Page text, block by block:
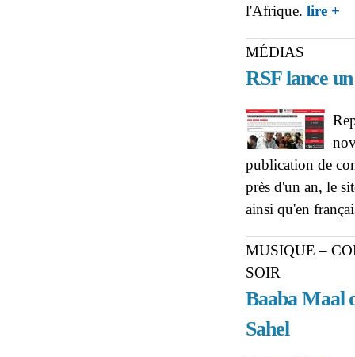
l'Afrique. lire +
MÉDIAS
RSF lance
publication de
près d'un an, le
ainsi qu'en
MUSIQUE –
SOIR
Baaba Maal
Sahel